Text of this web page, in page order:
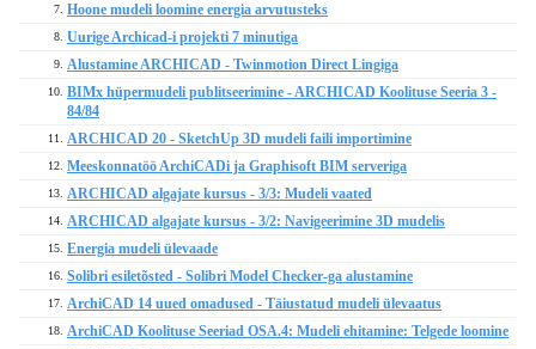
7. Hoone mudeli loomine energia arvutusteks
8. Uurige Archicad-i projekti 7 minutiga
9. Alustamine ARCHICAD - Twinmotion Direct Lingiga
10. BIMx hüpermudeli publitseerimine - ARCHICAD Koolituse Seeria 3 -
84/84
11. ARCHICAD 20 - SketchUp 3D mudeli faili importimine
12. Meeskonnatöö ArchiCADi ja Graphisoft BIM serveriga
13. ARCHICAD algajate kursus - 3/3: Mudeli vaated
14. ARCHICAD algajate kursus - 3/2: Navigeerimine 3D mudelis
15. Energia mudeli ülevaade
16. Solibri esiletõsted - Solibri Model Checker-ga alustamine
17. ArchiCAD 14 uued omadused - Täiustatud mudeli ülevaatus
18. ArchiCAD Koolituse Seeriad OSA.4: Mudeli ehitamine: Telgede loomine